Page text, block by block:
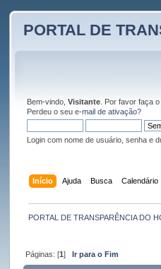
PORTAL DE
Bem-vindo,Visitante . Por favor faça o
Perdeu o seue-mail de ativação?
Login com nome de usuário, senha e
Início Ajuda Busca Calendário
PORTAL DE TRANSPARÊNCIA DO
Páginas: [1] Ir para o Fim